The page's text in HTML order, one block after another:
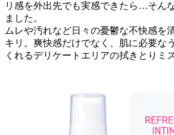
リ感を外出先でも実感できたら…そん
ました。
ムレや汚れなど日々の憂鬱な不快感を
キリ。爽快感だけでなく、肌に必要な
くれるデリケートエリアの拭きとりミ